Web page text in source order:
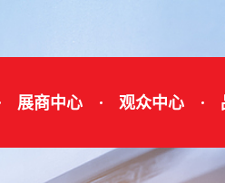
展商中心 观众中心